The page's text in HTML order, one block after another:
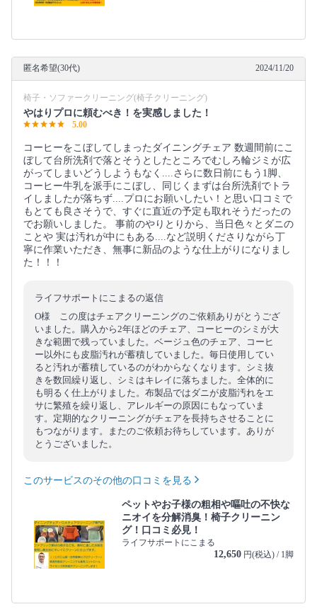
匿名希望(30代) 2024/11/20
椅子・ソファークリーニング(椅子クリーニング)
やはりプロに頼むべき！を実感しました！
5.00
コーヒーをこぼしてしまったダイニングチェア 数週間前にこ
ぼして台所洗剤で落とそうとしたところでむしろ輪ジミが広
がってしまいどうしようもなく....さらに数日前にもう1脚、
コーヒー牛乳を派手にこぼし、同じくまずは台所洗剤でトラ
イしましたが落ちず....プロにお願いしたい！と思い口コミで
もとても良さそうで、すぐに直近の予定も取れそうだったの
でお願いしました。 事前のやりとりから、当日色々とダニの
ことや 実は汚れが中にもある....など説明くださりながら丁
寧に作業いただき、無事に新品のような仕上がりになりまし
た！！！
ライフサポートにこまるの返信
O様 この度はチェアクリーニングのご依頼ありがとうござ
いました。購入から2年ほどのチェア、コーヒーのシミが大
きな範囲で残っていました。ベージュ色のチェア、コーヒ
ー以外にも皮脂汚れが蓄積していました。毎日使用してい
ると汚れが蓄積しているのがわからなくなります。シミ抜
きを数回繰り返し、シミはキレイに落ちました。全体的に
も明るく仕上がりました。布製品ではダニが皮脂汚れをエ
サに繁殖を繰り返し、アレルギーの原因にもなっていま
す。定期的なクリーニングがチェアを長持ちさせることに
もつながります。またのご依頼お待ちしています。ありが
とうございました。
このサービスのその他の口コミを見る
ペットやお子様の粗相や嘔吐の不快な
ニオイを分解消臭！椅子クリーニン
グ！口コミ必見！
ライフサポートにこまる
12,650 円(税込) / 1脚